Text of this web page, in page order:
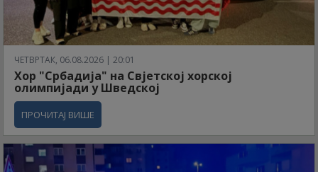
ЧЕТВРТАК, 06.08.2026 | 20:01
Хор "Србадија" на Свјетској хорској
олимпијади у Шведској
ПРОЧИТАЈ ВИШЕ